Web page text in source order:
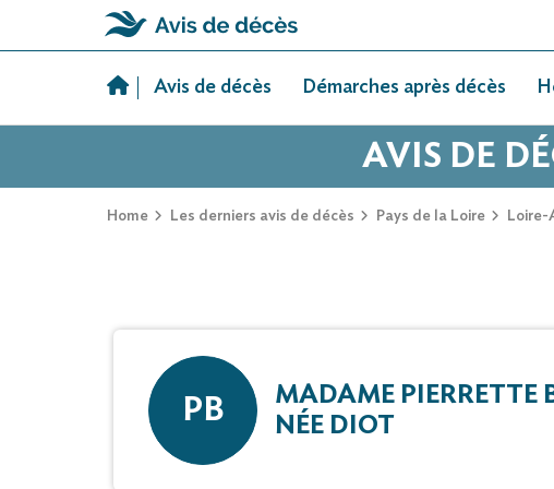
Avis de décès Démarches après décès
AVIS DE
Home Les derniers avis de décès Pays de la Loire Loire-
PB
MADAME PIERRETTE
NÉE DIOT